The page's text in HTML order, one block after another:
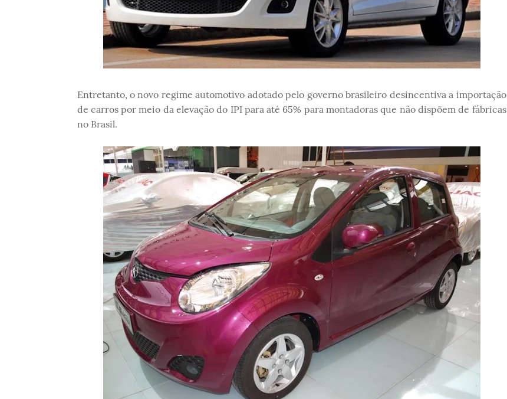
Entretanto, o novo regime automotivo adotado pelo governo brasileiro desincentiva a importação
de carros por meio da elevação do IPI para até 65% para montadoras que não dispõem de fábricas
no Brasil.